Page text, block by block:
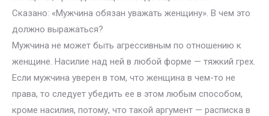
Сказано: «Мужчина обязан уважать женщину». В чем это
должно выражаться?
Мужчина не может быть агрессивным по отношению к
женщине. Насилие над ней в любой форме — тяжкий грех.
Если мужчина уверен в том, что женщина в чем-то не
права, то следует убедить ее в этом любым способом,
кроме насилия, потому, что такой аргумент — расписка в